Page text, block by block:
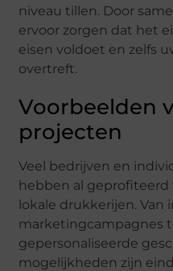
niveau tillen. Door
ervoor zorgen dat het
eisen voldoet en zelfs
overtreft.
Voorbeelden
projecten
Veel bedrijven en
hebben al geprofiteerd
lokale drukkerijen.
marketingcampagnes
gepersonaliseerde
mogelijkheden zijn